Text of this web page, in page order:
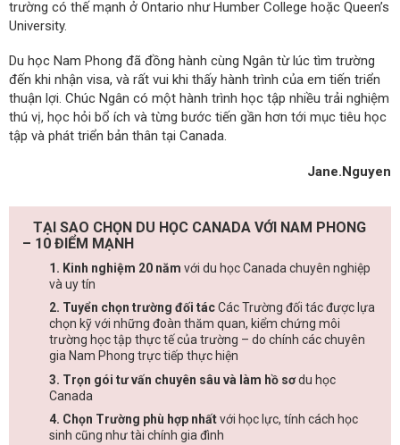
trường có thế mạnh ở Ontario như Humber College hoặc Queen’s
University.
Du học Nam Phong đã đồng hành cùng Ngân từ lúc tìm trường
đến khi nhận visa, và rất vui khi thấy hành trình của em tiến triển
thuận lợi. Chúc Ngân có một hành trình học tập nhiều trải nghiệm
thú vị, học hỏi bổ ích và từng bước tiến gần hơn tới mục tiêu học
tập và phát triển bản thân tại Canada.
Jane.Nguyen
TẠI SAO CHỌN DU HỌC CANADA VỚI NAM PHONG
– 10 ĐIỂM MẠNH
1. Kinh nghiệm 20 năm với du học Canada chuyên nghiệp
và uy tín
2. Tuyển chọn trường đối tácCác Trường đối tác được lựa
chọn kỹ với những đoàn thăm quan, kiểm chứng môi
trường học tập thực tế của trường – do chính các chuyên
gia Nam Phong trực tiếp thực hiện
3. Trọn gói tư vấn chuyên sâu và làm hồ sơdu học
Canada
4. Chọn Trường phù hợp nhấtvới học lực, tính cách học
sinh cũng như tài chính gia đình